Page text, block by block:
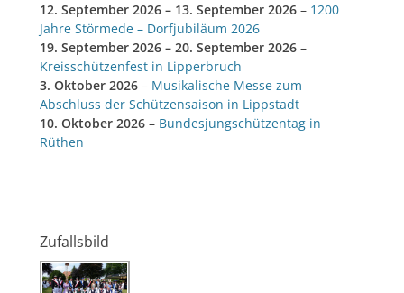
12. September 2026 – 13. September 2026 – 1200
Jahre Störmede – Dorfjubiläum 2026
19. September 2026 – 20. September 2026 –
Kreisschützenfest in Lipperbruch
3. Oktober 2026 – Musikalische Messe zum
Abschluss der Schützensaison in Lippstadt
10. Oktober 2026 – Bundesjungschützentag in
Rüthen
Zufallsbild